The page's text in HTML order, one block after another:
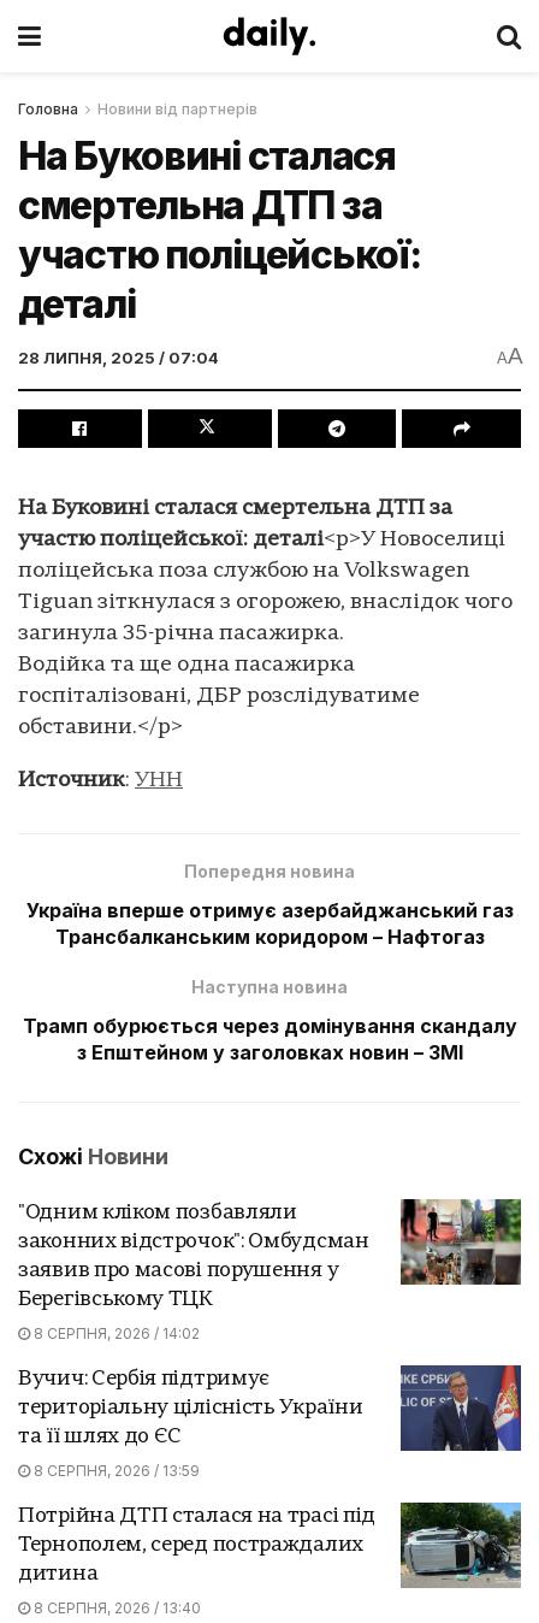
Головна Новини від партнерів
На Буковині сталася
смертельна ДТП за
участю поліцейської:
деталі
28 ЛИПНЯ, 2025 / 07:04 AA
На Буковині сталася смертельна ДТП за
участю поліцейської: деталі<p>У Новоселиці
поліцейська поза службою на Volkswagen
Tiguan зіткнулася з огорожею, внаслідок чого
загинула 35-річна пасажирка.
Водійка та ще одна пасажирка
госпіталізовані, ДБР розслідуватиме
обставини.</p>
Источник: УНН
Попередня новина
Україна вперше отримує азербайджанський газ
Трансбалканським коридором – Нафтогаз
Наступна новина
Трамп обурюється через домінування скандалу
з Епштейном у заголовках новин – ЗМІ
Схожі Новини
"Одним кліком позбавляли
законних відстрочок": Омбудсман
заявив про масові порушення у
Берегівському ТЦК
8 СЕРПНЯ, 2026 / 14:02
Вучич: Сербія підтримує
територіальну цілісність України
та її шлях до ЄС
8 СЕРПНЯ, 2026 / 13:59
Потрійна ДТП сталася на трасі під
Тернополем, серед постраждалих
дитина
8 СЕРПНЯ, 2026 / 13:40